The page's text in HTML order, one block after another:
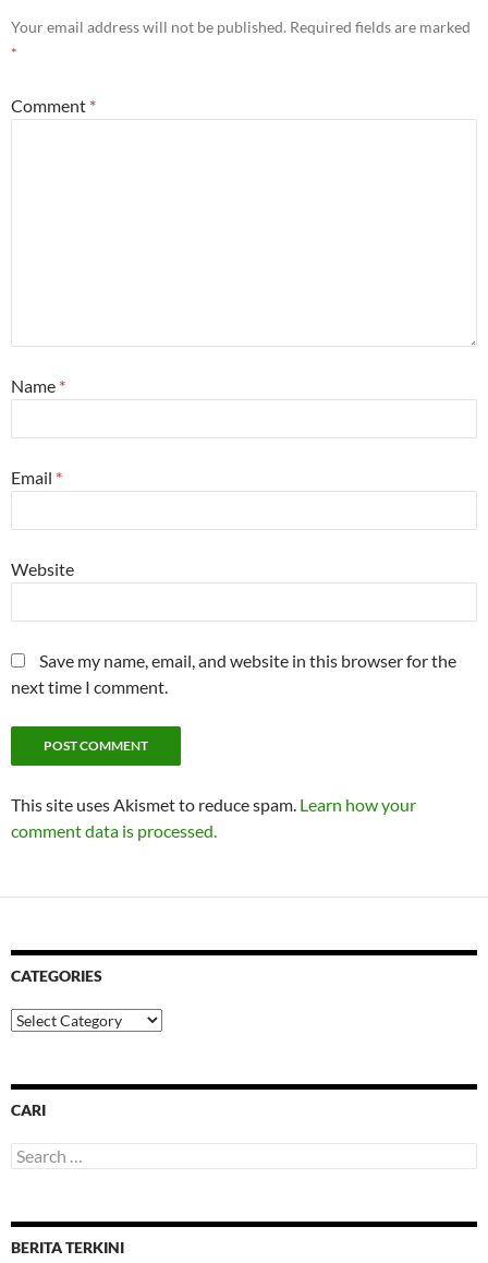
Your email address will not be published. Required fields are marked
*
Comment *
Name *
Email *
Website
Save my name, email, and website in this browser for the
next time I comment.
This site uses Akismet to reduce spam. Learn how your
comment data is processed.
CATEGORIES
Categories
CARI
Search
for:
BERITA TERKINI